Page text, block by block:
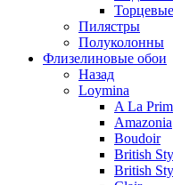
Пилястры
Полуколонны
Флизелиновые обои
Назад
Loymina
A La
Amazonia
Boudoir
British
British